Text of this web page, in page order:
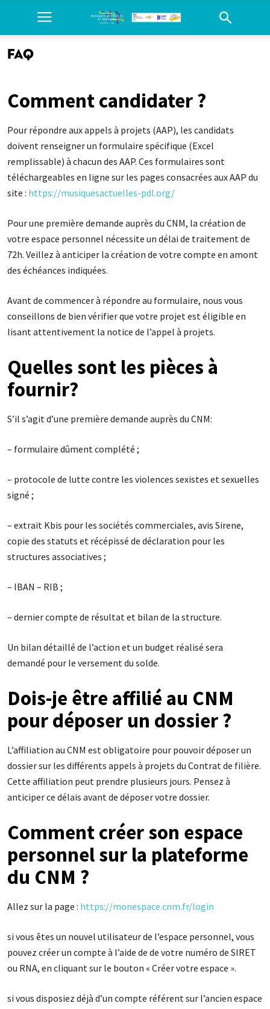
FAQ
Comment candidater ?
Pour répondre aux appels à projets (AAP), les candidats
doivent renseigner un formulaire spécifique (Excel
remplissable) à chacun des AAP. Ces formulaires sont
téléchargeables en ligne sur les pages consacrées aux AAP du
site : https://musiquesactuelles-pdl.org/
Pour une première demande auprès du CNM, la création de
votre espace personnel nécessite un délai de traitement de
72h. Veillez à anticiper la création de votre compte en amont
des échéances indiquées.
Avant de commencer à répondre au formulaire, nous vous
conseillons de bien vérifier que votre projet est éligible en
lisant attentivement la notice de l’appel à projets.
Quelles sont les pièces à
fournir?
S’il s’agit d’une première demande auprès du CNM:
– formulaire dûment complété ;
– protocole de lutte contre les violences sexistes et sexuelles
signé ;
– extrait Kbis pour les sociétés commerciales, avis Sirene,
copie des statuts et récépissé de déclaration pour les
structures associatives ;
– IBAN – RIB ;
– dernier compte de résultat et bilan de la structure.
Un bilan détaillé de l’action et un budget réalisé sera
demandé pour le versement du solde.
Dois-je être affilié au CNM
pour déposer un dossier ?
L’affiliation au CNM est obligatoire pour pouvoir déposer un
dossier sur les différents appels à projets du Contrat de filière.
Cette affiliation peut prendre plusieurs jours. Pensez à
anticiper ce délais avant de déposer votre dossier.
Comment créer son espace
personnel sur la plateforme
du CNM ?
Allez sur la page : https://monespace.cnm.fr/login
si vous êtes un nouvel utilisateur de l’espace personnel, vous
pouvez créer un compte à l’aide de de votre numéro de SIRET
ou RNA, en cliquant sur le bouton « Créer votre espace ».
si vous disposiez déjà d’un compte référent sur l’ancien espace